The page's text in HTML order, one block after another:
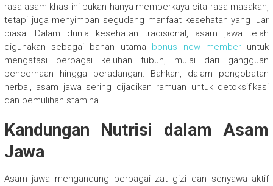
rasa asam khas ini bukan hanya memperkaya cita rasa masakan,
tetapi juga menyimpan segudang manfaat kesehatan yang luar
biasa. Dalam dunia kesehatan tradisional, asam jawa telah
digunakan sebagai bahan utama bonus new memberuntuk
mengatasi berbagai keluhan tubuh, mulai dari gangguan
pencernaan hingga peradangan. Bahkan, dalam pengobatan
herbal, asam jawa sering dijadikan ramuan untuk detoksifikasi
dan pemulihan stamina.
Kandungan Nutrisi dalam Asam
Jawa
Asam jawa mengandung berbagai zat gizi dan senyawa aktif